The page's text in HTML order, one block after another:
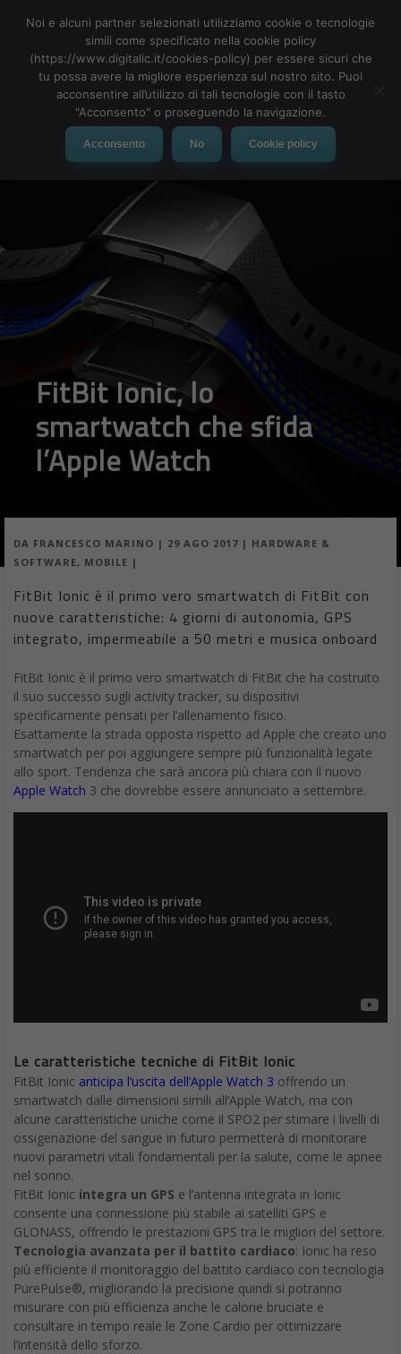
MENU
FitBit Ionic, lo
smartwatch che sfida
l’Apple Watch
DA FRANCESCO MARINO | 29 AGO 2017 | HARDWARE &
SOFTWARE, MOBILE |
FitBit Ionic è il primo vero smartwatch di FitBit con
nuove caratteristiche: 4 giorni di autonomia, GPS
integrato, impermeabile a 50 metri e musica onboard
FitBit Ionic è il primo vero smartwatch di FitBit che ha costruito
il suo successo sugli activity tracker, su dispositivi
specificamente pensati per l’allenamento fisico.
Esattamente la strada opposta rispetto ad Apple che creato uno
smartwatch per poi aggiungere sempre più funzionalità legate
allo sport. Tendenza che sarà ancora più chiara con il nuovo
Apple Watch 3 che dovrebbe essere annunciato a settembre.
Le caratteristiche tecniche di FitBit Ionic
FitBit Ionic anticipa l’uscita dell’Apple Watch 3 offrendo un
smartwatch dalle dimensioni simili all’Apple Watch, ma con
alcune caratteristiche uniche come il SPO2 per stimare i livelli di
ossigenazione del sangue in futuro permetterà di monitorare
nuovi parametri vitali fondamentali per la salute, come le apnee
nel sonno.
FitBit Ionic integra un GPS e l’antenna integrata in Ionic
consente una connessione più stabile ai satelliti GPS e
GLONASS, offrendo le prestazioni GPS tra le migliori del settore.
Tecnologia avanzata per il battito cardiaco: Ionic ha reso
più efficiente il monitoraggio del battito cardiaco con tecnologia
PurePulse®, migliorando la precisione quindi si potranno
misurare con più efficienza anche le calorie bruciate e
consultare in tempo reale le Zone Cardio per ottimizzare
l’intensità dello sforzo.
Noi e alcuni partner selezionati utilizziamo cookie o tecnologie
simili come specificato nella cookie policy
(https://www.digitalic.it/cookies-policy) per essere sicuri che
tu possa avere la migliore esperienza sul nostro sito. Puoi
acconsentire all’utilizzo di tali tecnologie con il tasto
"Acconsento" o proseguendo la navigazione.
Acconsento No Cookie policy